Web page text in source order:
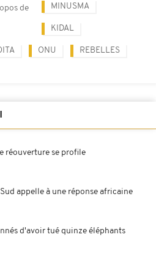
de MINUSMA
KIDAL
ONU REBELLES
réouverture se profile
appelle à une réponse africaine
d'avoir tué quinze éléphants